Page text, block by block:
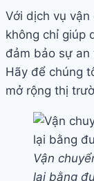
Với dịch vụ vận
không chỉ giúp
đảm bảo sự an
Hãy để chúng
mở rộng thị
Vận
lại bằng